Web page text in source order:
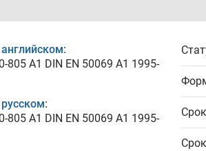
805 A1 DIN EN 50069 A1 1995-
805 A1 DIN EN 50069 A1 1995-